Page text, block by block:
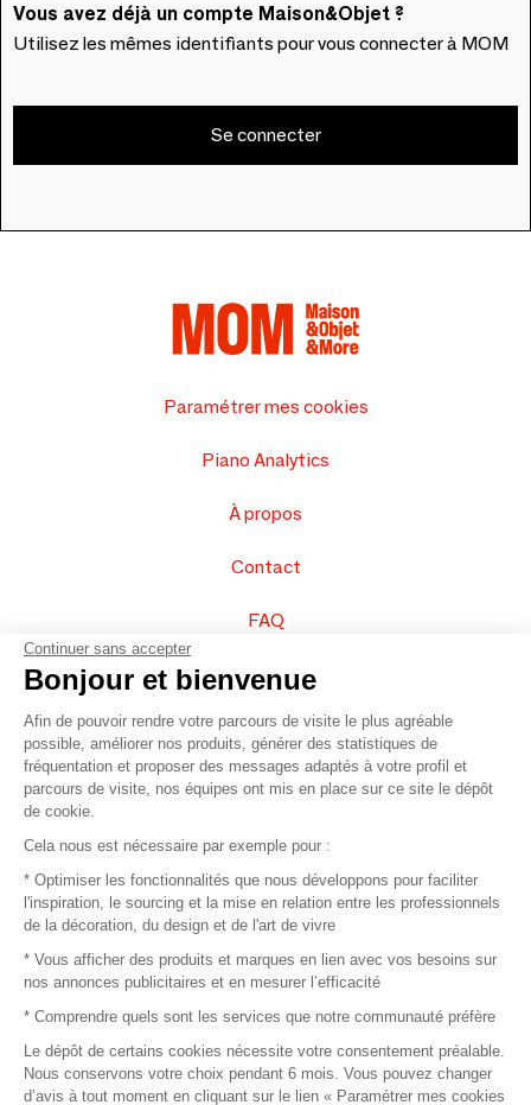
Vous avez déjà un compte Maison&Objet ?
Utilisez les mêmes identifiants pour vous connecter à MOM
Se connecter
Paramétrer mes cookies
Piano Analytics
À propos
Contact
FAQ
Vendez vos produits
Plan du site
© 2016 –Organisation SAFI
Recrutement
Mentions légales
Continuer sans accepter
Bonjour et bienvenue
Afin de pouvoir rendre votre parcours de visite le plus agréable
possible, améliorer nos produits, générer des statistiques de
fréquentation et proposer des messages adaptés à votre profil et
parcours de visite, nos équipes ont mis en place sur ce site le dépôt
de cookie.
Cela nous est nécessaire par exemple pour :
* Optimiser les fonctionnalités que nous développons pour faciliter
l'inspiration, le sourcing et la mise en relation entre les professionnels
de la décoration, du design et de l'art de vivre
* Vous afficher des produits et marques en lien avec vos besoins sur
nos annonces publicitaires et en mesurer l’efficacité
* Comprendre quels sont les services que notre communauté préfère
Le dépôt de certains cookies nécessite votre consentement préalable.
Nous conservons votre choix pendant 6 mois. Vous pouvez changer
d’avis à tout moment en cliquant sur le lien « Paramétrer mes cookies